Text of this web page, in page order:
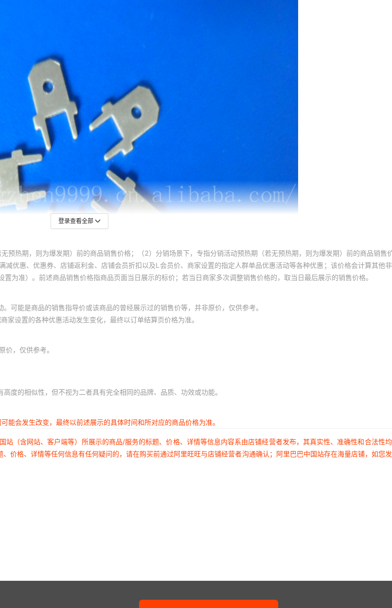
登录查看全部
预热期，则为爆发期）前的商品销售价格；（2）分销场景下，专指分销活动预热期（若无预热期，则为爆发期）前的商品销售
优惠、优惠券、店铺返利金、店铺会员折扣以及L会员价、商家设置的指定人群单品优惠活动等各种优惠；该价格会计算其他
为准）。前述商品销售价格指商品页面当日展示的标价；若当日商家多次调整销售价格的，取当日最后展示的销售价格。
可能是商品的销售指导价或该商品的曾经展示过的销售价等，并非原价，仅供参考。
设置的各种优惠活动发生变化，最终以订单结算页价格为准。
，仅供参考。
度的相似性，但不视为二者具有完全相同的品牌、品质、功效或功能。
会发生改变，最终以前述展示的具体时间和所对应的商品价格为准。
（含网站、客户端等）所展示的商品/服务的标题、价格、详情等信息内容系由店铺经营者发布，其真实性、准确性和合法性
价格、详情等任何信息有任何疑问的，请在购买前通过阿里旺旺与店铺经营者沟通确认；阿里巴巴中国站存在海量店铺，如您